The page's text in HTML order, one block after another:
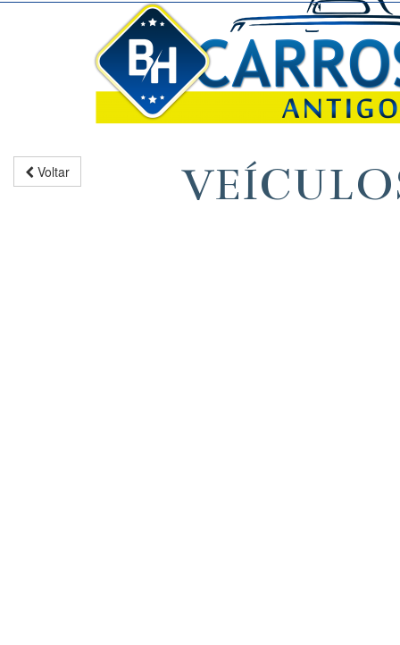
Voltar